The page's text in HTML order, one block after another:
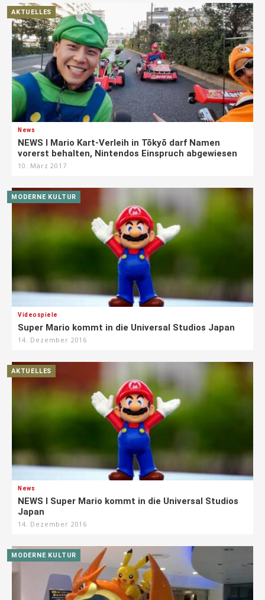
AKTUELLES
News
NEWS I Mario Kart-Verleih in Tōkyō darf Namen
vorerst behalten, Nintendos Einspruch abgewiesen
10. März 2017
MODERNE KULTUR
Videospiele
Super Mario kommt in die Universal Studios Japan
14. Dezember 2016
AKTUELLES
News
NEWS I Super Mario kommt in die Universal Studios
Japan
14. Dezember 2016
MODERNE KULTUR